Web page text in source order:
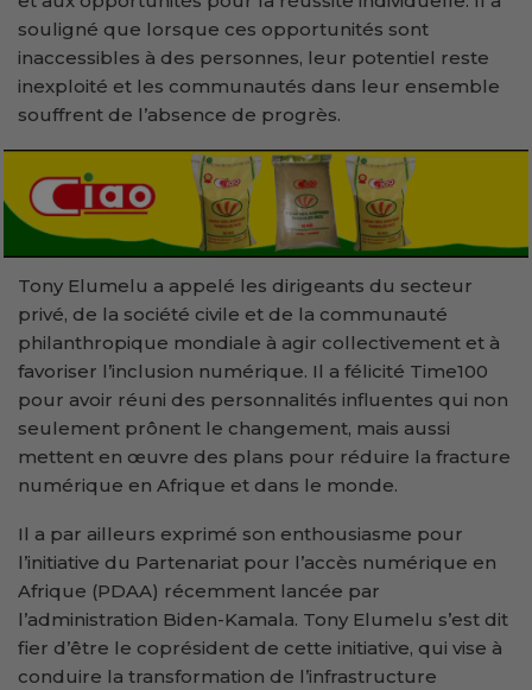
souligné que lorsque ces opportunités sont
inaccessibles à des personnes, leur potentiel reste
inexploité et les communautés dans leur ensemble
souffrent de l’absence de progrès.
Tony Elumelu a appelé les dirigeants du secteur
privé, de la société civile et de la communauté
philanthropique mondiale à agir collectivement et à
favoriser l’inclusion numérique. Il a félicité Time100
pour avoir réuni des personnalités influentes qui non
seulement prônent le changement, mais aussi
mettent en œuvre des plans pour réduire la fracture
numérique en Afrique et dans le monde.
Il a par ailleurs exprimé son enthousiasme pour
l’initiative du Partenariat pour l’accès numérique en
Afrique (PDAA) récemment lancée par
l’administration Biden-Kamala. Tony Elumelu s’est dit
fier d’être le coprésident de cette initiative, qui vise à
conduire la transformation de l’infrastructure